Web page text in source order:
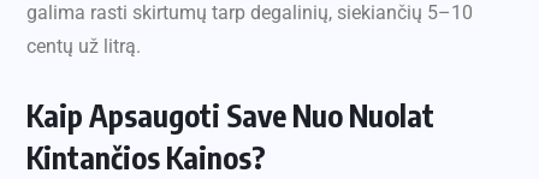
galima rasti skirtumų tarp degalinių, siekiančių 5–10
centų už litrą.
Kaip Apsaugoti Save Nuo Nuolat
Kintančios Kainos?